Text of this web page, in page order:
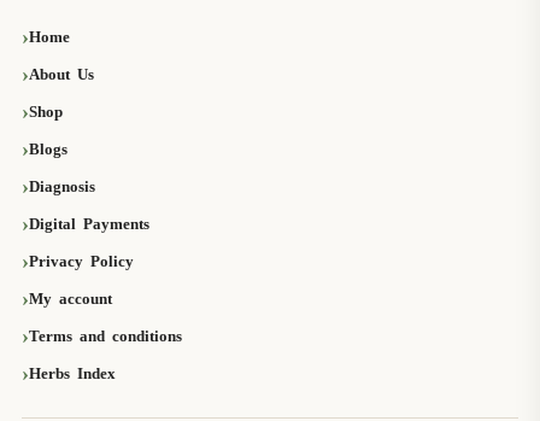
Home
About Us
Shop
Blogs
Diagnosis
Digital Payments
Privacy Policy
My account
Terms and conditions
Herbs Index